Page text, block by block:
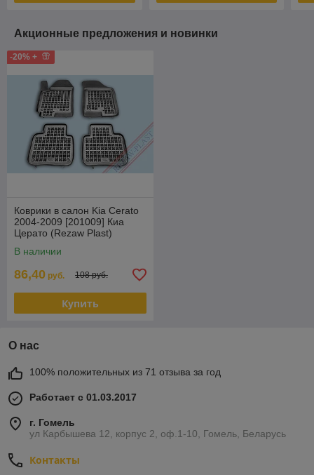
Акционные предложения и новинки
-20% +
Коврики в салон Kia Cerato
2004-2009 [201009] Киа
Церато (Rezaw Plast)
В наличии
86,40 руб. 108 руб.
Купить
О нас
100% положительных из 71 отзыва за год
Работает с 01.03.2017
г. Гомель
ул Карбышева 12, корпус 2, оф.1-10, Гомель, Беларусь
Контакты